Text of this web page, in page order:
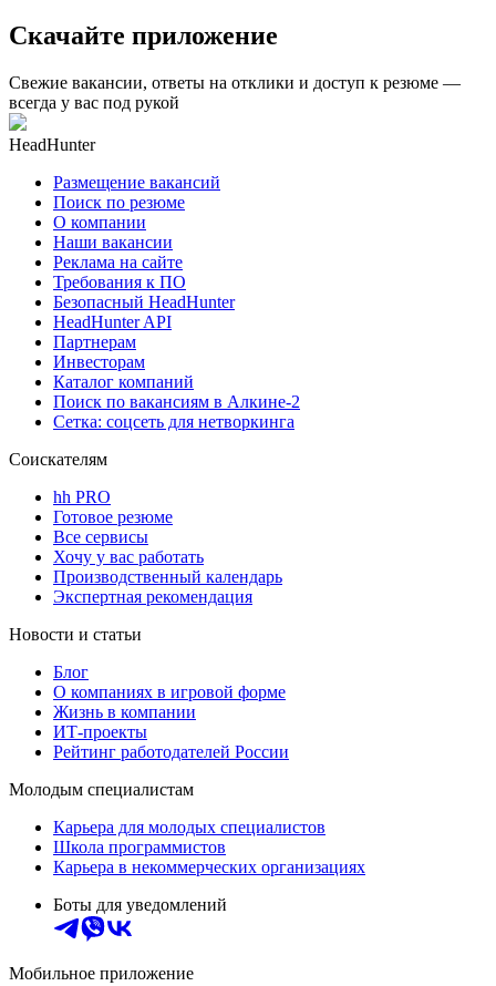
Скачайте приложение
Свежие вакансии, ответы на отклики и доступ к резюме —
всегда у вас под рукой
HeadHunter
Размещение вакансий
Поиск по резюме
О компании
Наши вакансии
Реклама на сайте
Требования к ПО
Безопасный HeadHunter
HeadHunter API
Партнерам
Инвесторам
Каталог компаний
Поиск по вакансиям в Алкине-2
Сетка: соцсеть для нетворкинга
Соискателям
hh PRO
Готовое резюме
Все сервисы
Хочу у вас работать
Производственный календарь
Экспертная рекомендация
Новости и статьи
Блог
О компаниях в игровой форме
Жизнь в компании
ИТ-проекты
Рейтинг работодателей России
Молодым специалистам
Карьера для молодых специалистов
Школа программистов
Карьера в некоммерческих организациях
Боты для уведомлений
Мобильное приложение